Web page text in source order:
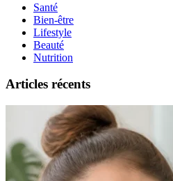
Santé
Bien-être
Lifestyle
Beauté
Nutrition
Articles récents